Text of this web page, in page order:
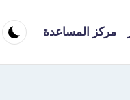
مركز المساعدة